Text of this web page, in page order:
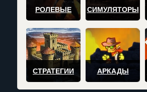
РОЛЕВЫЕ СИМУЛЯТОРЫ
СТРАТЕГИИ АРКАДЫ